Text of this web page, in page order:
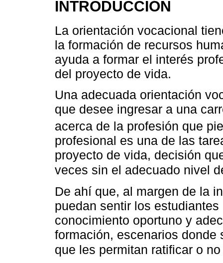
INTRODUCCIÓN
La orientación vocacional
la formación de recursos
ayuda a formar el interés
del proyecto de vida.
Una adecuada orientación
que desee ingresar a una
acerca de la profesión que
profesional es una de las
proyecto de vida, decisión
veces sin el adecuado nivel
De ahí que, al margen de la
puedan sentir los
conocimiento oportuno y
formación, escenarios donde
que les permitan ratificar o